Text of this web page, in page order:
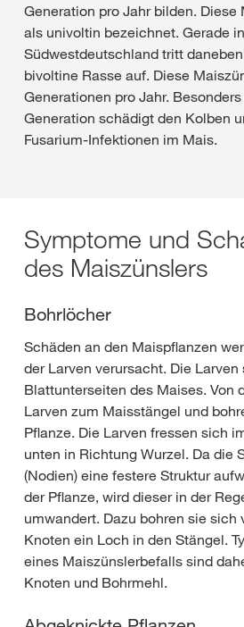
Generation pro Jahr bilden. Diese
als univoltin bezeichnet. Gerade in
Südwestdeutschland tritt
bivoltine Rasse auf. Diese
Generationen pro Jahr.
Generation schädigt den Kolben
Fusarium-Infektionen im Mais.
Symptome und
des Maiszünslers
Bohrlöcher
Schäden an den Maispflanzen
der Larven verursacht. Die
Blattunterseiten des Maises. Von
Larven zum Maisstängel und
Pflanze. Die Larven fressen sich
unten in Richtung Wurzel. Da die
(Nodien) eine festere Struktur
der Pflanze, wird dieser in der
umwandert. Dazu bohren sie sich
Knoten ein Loch in den Stängel.
eines Maiszünslerbefalls sind
Knoten und Bohrmehl.